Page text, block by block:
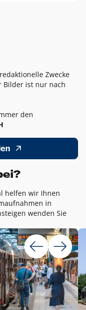
Zwecke
Bilder ist nur nach
den
helfen wir Ihnen
in
wenden Sie